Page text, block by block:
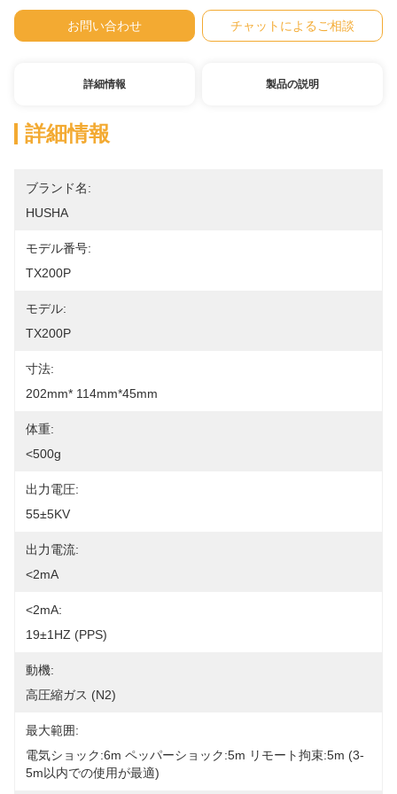
お問い合わせ チャットによるご相談
詳細情報 製品の説明
詳細情報
ブランド名:
HUSHA
モデル番号:
TX200P
モデル:
TX200P
寸法:
202mm* 114mm*45mm
体重:
<500g
出力電圧:
55±5KV
出力電流:
<2mA
<2mA:
19±1HZ (PPS)
動機:
高圧縮ガス (N2)
最大範囲:
電気ショック:6m ペッパーショック:5m リモート拘束:5m (3-
5m以内での使用が最適)